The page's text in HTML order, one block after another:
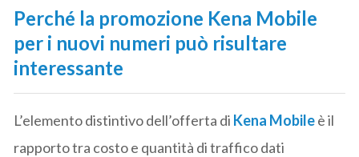
Perché la promozione Kena Mobile
per i nuovi numeri può risultare
interessante
L’elemento distintivo dell’offerta di Kena Mobileè il
rapporto tra costo e quantità di traffico dati